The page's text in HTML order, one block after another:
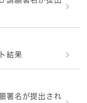
結果
署名が提出され